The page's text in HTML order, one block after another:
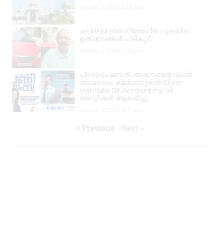
കല്ലമ്പലത്ത് നിരോധിത പുകയില
ഉത്പന്നങ്ങൾ പിടികൂടി.
പ്രൊഫഷണൽ അക്കൗണ്ടന്റാകാൻ
അവസരം; കിലിമാനൂരിൽ Elixer
Institute Of Accounting-ൽ
അഡ്മിഷൻ ആരംഭിച്ചു
« Previous Next »